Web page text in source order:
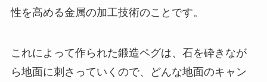
性を高める金属の加工技術のことです。
これによって作られた鍛造ペグは、石を砕きなが
ら地面に刺さっていくので、どんな地面のキャン